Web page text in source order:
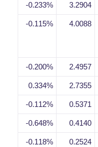
3.2904
0.233%-
4.0088
0.115%-
2.4957
0.200%-
2.7355
0.334%
0.5371
0.112%-
0.4140
0.648%-
0.2524
0.118%-